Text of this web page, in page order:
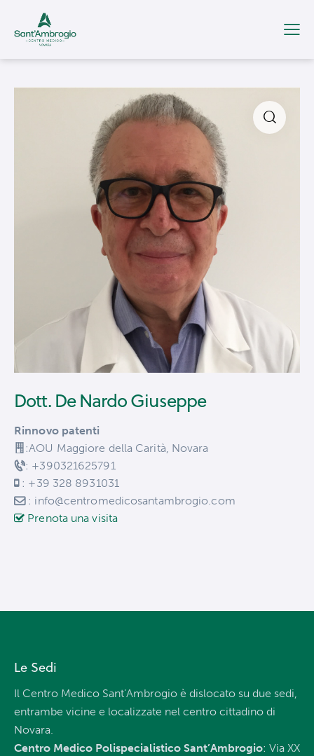
Dott. De Nardo Giuseppe
Rinnovo patenti
:AOU Maggiore della Carità, Novara
: +390321625791
: +39 328 8931031
: info@centromedicosantambrogio.com
Prenota una visita
Le Sedi
Il Centro Medico Sant’Ambrogio è dislocato su due sedi,
entrambe vicine e localizzate nel centro cittadino di
Novara.
Centro Medico Polispecialistico Sant’Ambrogio: Via XX